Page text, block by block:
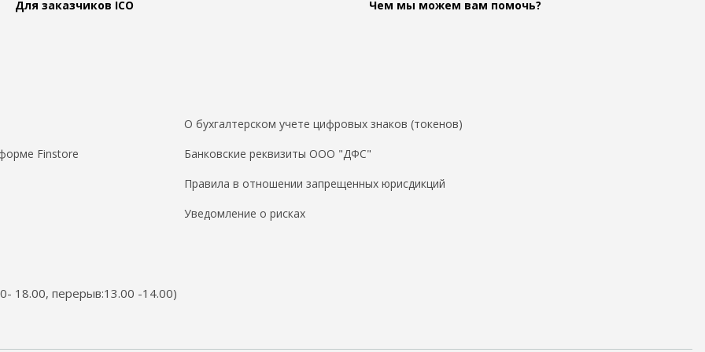
Для заказчиков ICO Чем мы можем вам помочь?
О бухгалтерском учете цифровых знаков (токенов)
Finstore
Банковские реквизиты ООО "ДФС"
Правила в отношении запрещенных юрисдикций
Уведомление о рисках
18.00, перерыв:13.00 -14.00)